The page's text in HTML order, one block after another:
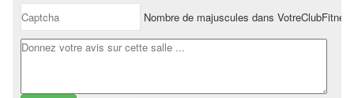
Nombre de majuscules dans